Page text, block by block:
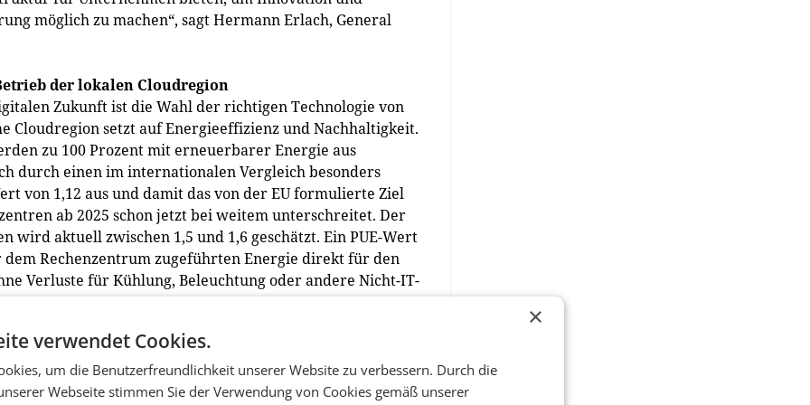
möglich zu machen“, sagt Hermann Erlach, General
der lokalen Cloudregion
Zukunft ist die Wahl der richtigen Technologie von
Cloudregion setzt auf Energieeffizienz und Nachhaltigkeit.
zu 100 Prozent mit erneuerbarer Energie aus
durch einen im internationalen Vergleich besonders
von 1,12 aus und damit das von der EU formulierte Ziel
ab 2025 schon jetzt bei weitem unterschreitet. Der
wird aktuell zwischen 1,5 und 1,6 geschätzt. Ein PUE-Wert
dem Rechenzentrum zugeführten Energie direkt für den
Verluste für Kühlung, Beleuchtung oder andere Nicht-IT-
indem es mehr Treibhausgase aus der Atmosphäre
neuen Rechenzentren nach den strengen LEED-
und nach dem Gold-Standard zertifiziert. Bis 2030
×
verwendet Cookies.
um die Benutzerfreundlichkeit unserer Website zu verbessern. Durch die
Webseite stimmen Sie der Verwendung von Cookies gemäß unserer